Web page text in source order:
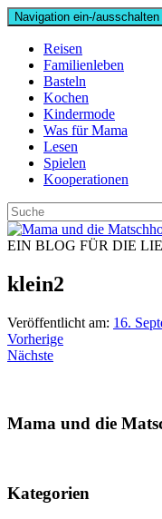
Navigation ein-/ausschalten
Reisen
Familienleben
Basteln
Kochen
Kindermode
Was für Mama
Lesen
Spielen
Kooperationen
EIN BLOG FÜR DIE
klein2
Veröffentlicht am: 16.
Vorherige
Nächste
Mama und die
Kategorien